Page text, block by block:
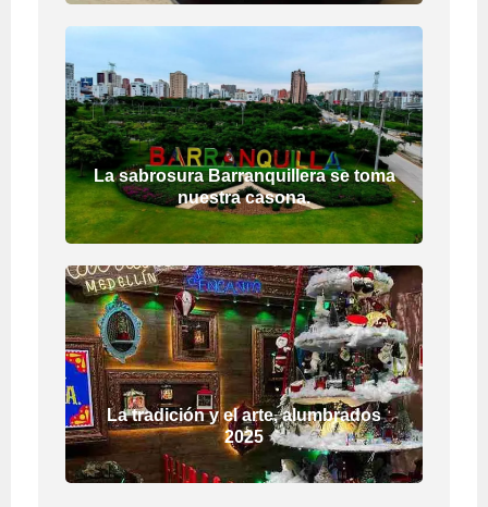
La sabrosura Barranquillera se toma
nuestra casona.
La tradición y el arte, alumbrados
2025